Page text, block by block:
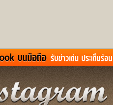
ข่าวสั้น
หนังใหม่
หมากรุกไทย